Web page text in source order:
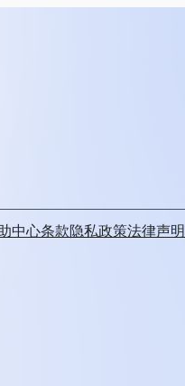
中心条款隐私政策法律声明